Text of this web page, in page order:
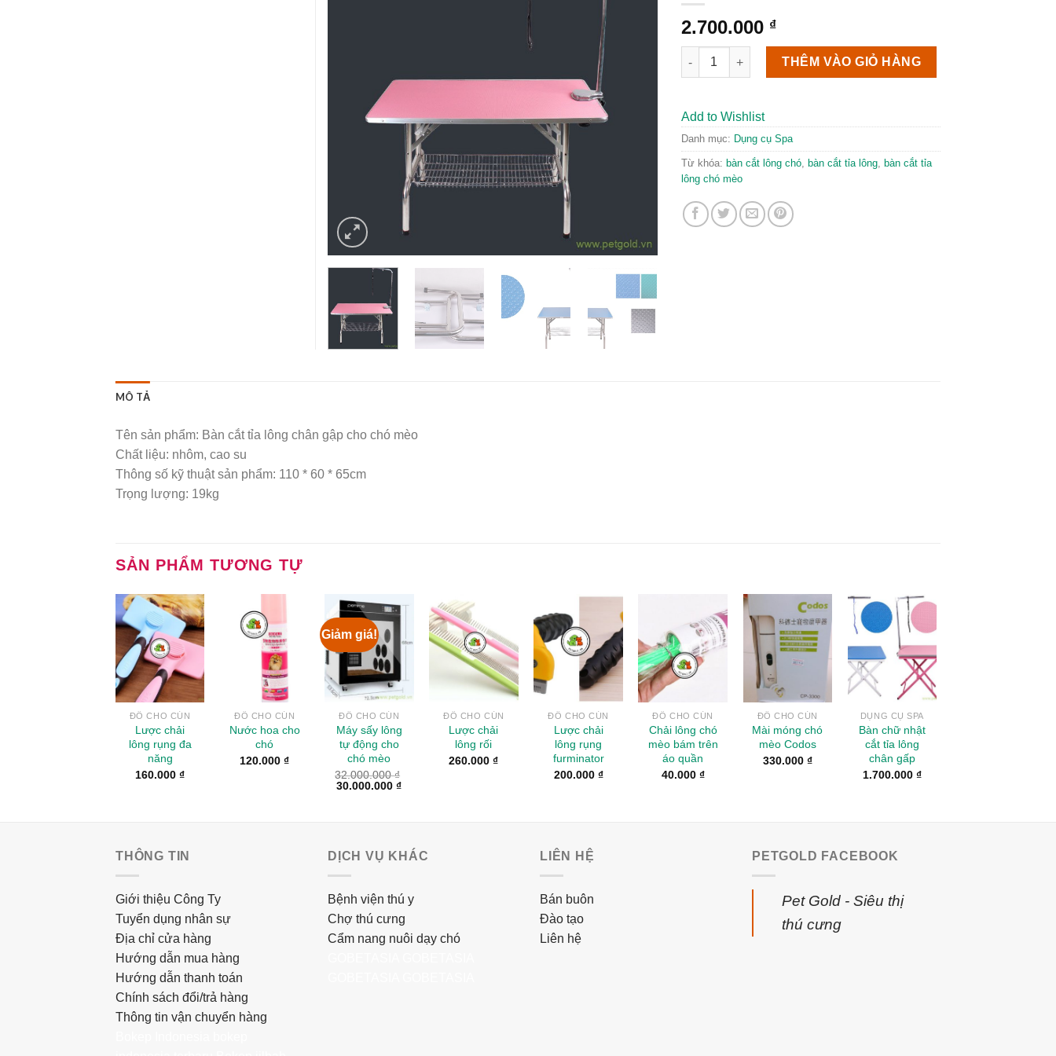
2.700.000 ₫
Bàn chữ nhật chân gấp có giá đỡ số lượng
THÊM VÀO GIỎ HÀNG
Add to Wishlist
Danh mục: Dụng cụ Spa
Từ khóa: bàn cắt lông chó bàn cắt tỉa lông
bàn cắt tỉa
lông chó mèo
MÔ TẢ
Tên sản phẩm: Bàn cắt tỉa lông chân gập cho chó mèo
Chất liệu: nhôm, cao su
Thông số kỹ thuật sản phẩm: 110 * 60 * 65cm
Trọng lượng: 19kg
SẢN PHẨM TƯƠNG TỰ
Add to
Wishlist
ĐỒ CHO CÚN
Lược chải
lông rụng đa
năng
160.000₫
Add to
Wishlist
ĐỒ CHO CÚN
Nước hoa cho
chó
120.000₫
Giảm giá!Add to
Wishlist
ĐỒ CHO CÚN
Máy sấy lông
tự động cho
chó mèo
32.000.000₫
30.000.000₫
Add to
Wishlist
ĐỒ CHO CÚN
Lược chải
lông rối
260.000₫
Add to
Wishlist
ĐỒ CHO CÚN
Lược chải
lông rụng
furminator
200.000 ₫
Add to
Wishlist
ĐỒ CHO CÚN
Chải lông chó
mèo bám trên
áo quần
40.000 ₫
Add to
Wishlist
ĐỒ CHO CÚN
Mài móng chó
mèo Codos
330.000 ₫
Add to
Wishlist
DỤNG CỤ SPA
Bàn chữ nhật
cắt tỉa lông
chân gấp
1.700.000 ₫
THÔNG TIN
Giới thiệu Công Ty
Tuyển dụng nhân sự
Địa chỉ cửa hàng
Hướng dẫn mua hàng
Hướng dẫn thanh toán
Chính sách đổi/trả hàng
Thông tin vận chuyển hàng
DỊCH VỤ KHÁC
Bệnh viện thú y
Chợ thú cưng
Cẩm nang nuôi dạy chó
LIÊN HỆ
Bán buôn
Đào tạo
Liên hệ
PETGOLD FACEBOOK
Pet Gold - Siêu thị
thú cưng